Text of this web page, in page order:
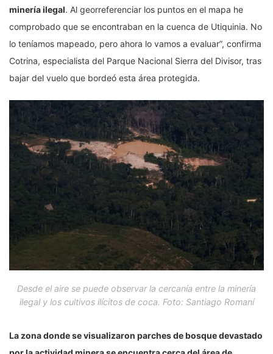
minería ilegal. Al georreferenciar los puntos en el mapa he
comprobado que se encontraban en la cuenca de Utiquinia. No
lo teníamos mapeado, pero ahora lo vamos a evaluar”, confirma
Cotrina, especialista del Parque Nacional Sierra del Divisor, tras
bajar del vuelo que bordeó esta área protegida.
Desde el aire se puede observar la cercanía entre la minería
ilegal y los cultivos ilícitos de coca. Foto: Santiago Romaní
La zona donde se visualizaron parches de bosque devastado